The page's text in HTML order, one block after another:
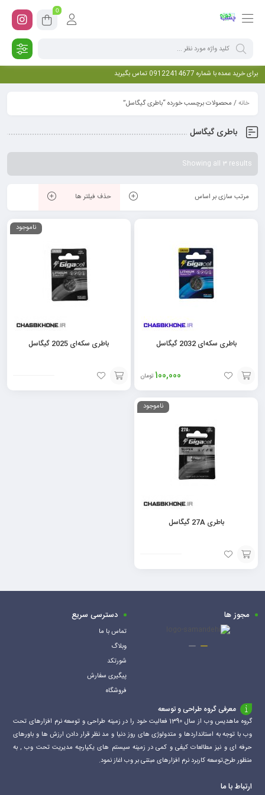
0
برای خرید عمده با شماره 09122414677 تماس بگیرید
خانه/ محصولات برچسب خورده “باطری گیگاسل”
باطری گیگاسل
Showing all 3 results
مرتب سازی بر اساس حذف فیلتر ها
باطری سکه‌ای 2032 گیگاسل
100,000 تومان
افزودن
ناموجود
باطری سکه‌ای 2025 گیگاسل
افزودن
ناموجود
باطری 27A گیگاسل
افزودن
به
مجوز ها دسترسی سریع
تماس با ما
وبلاگ
شورتکد
پیگیری سفارش
فروشگاه
معرفی گروه طراحی و توسعه
گروه ماهدیس وب از سال 1390 فعالیت خود را در زمینه طراحی و توسعه نرم افزارهای تحت
وب با توجه به استانداردها و متدولوژی های روز دنیا و مد نظر قرار دادن ارزش ها و باورهای
حرفه ای و نیز مطالعات کیفی و کمی در زمینه سیستم های یکپارچه مدیریت تحت وب , به
منظور طرح,توسعه کاربرد نرم افزارهای مبتنی بر وب اغاز نمود.
ارتباط با ما